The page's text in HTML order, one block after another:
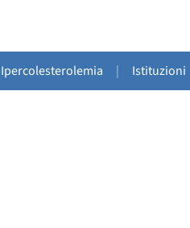
Ipercolesterolemia | Istituzioni